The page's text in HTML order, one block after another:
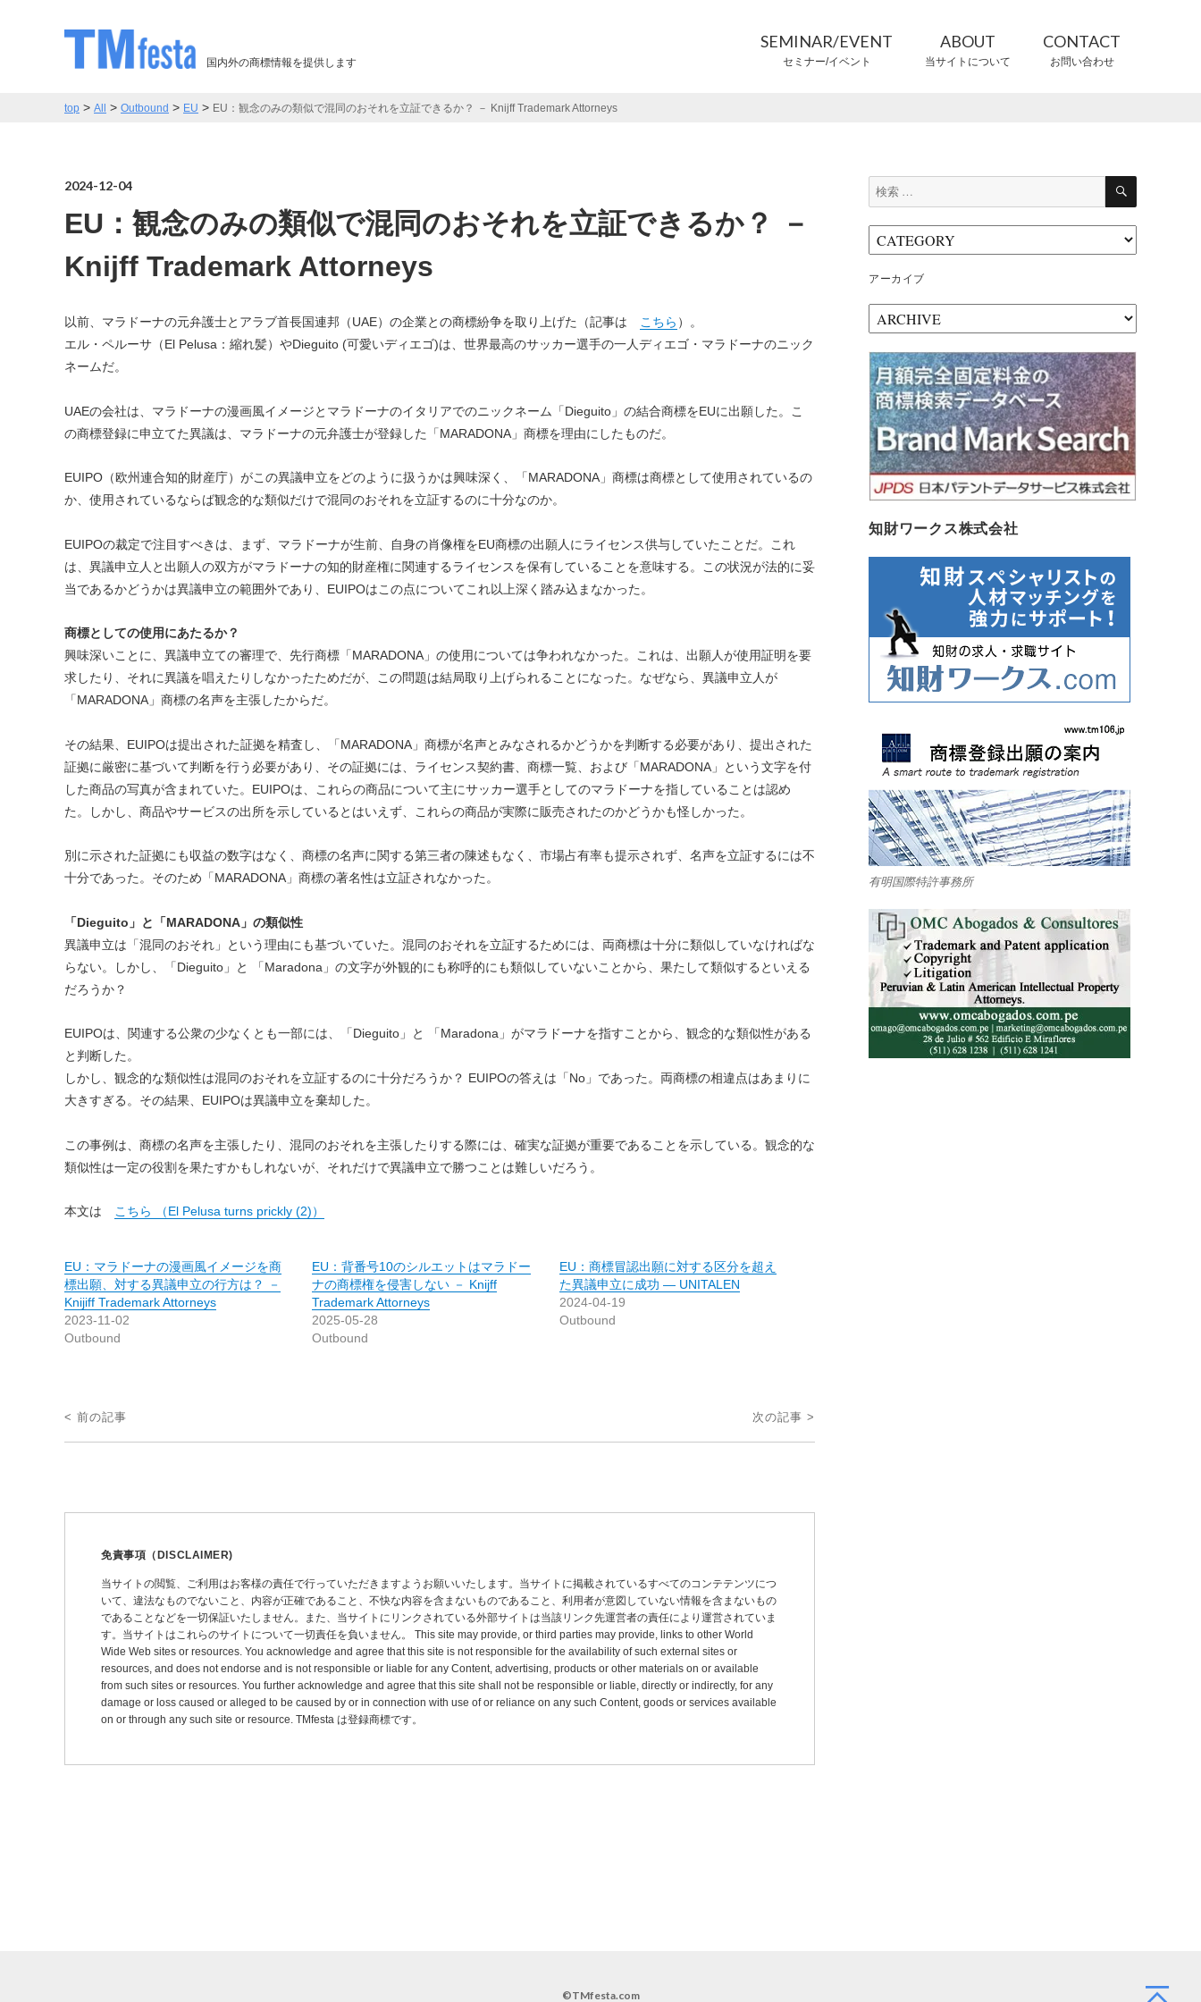
国内外の商標情報を提供します
SEMINAR/EVENT
セミナー/イベント
ABOUT
当サイトについて
CONTACT
お問い合わせ
top > All > Outbound > EU > EU：観念のみの類似で混同のおそれを立証できるか？ － Knijff Trademark Attorneys
2024-12-04
EU：観念のみの類似で混同のおそれを立証できるか？ －
Knijff Trademark Attorneys
以前、マラドーナの元弁護士とアラブ首長国連邦（UAE）の企業との商標紛争を取り上げた（記事は こちら ）。
エル・ペルーサ（El Pelusa：縮れ髪）やDieguito (可愛いディエゴ)は、世界最高のサッカー選手の一人ディエゴ・マラドーナのニック
ネームだ。
UAEの会社は、マラドーナの漫画風イメージとマラドーナのイタリアでのニックネーム「Dieguito」の結合商標をEUに出願した。こ
の商標登録に申立てた異議は、マラドーナの元弁護士が登録した「MARADONA」商標を理由にしたものだ。
EUIPO（欧州連合知的財産庁）がこの異議申立をどのように扱うかは興味深く、「MARADONA」商標は商標として使用されているの
か、使用されているならば観念的な類似だけで混同のおそれを立証するのに十分なのか。
EUIPOの裁定で注目すべきは、まず、マラドーナが生前、自身の肖像権をEU商標の出願人にライセンス供与していたことだ。これ
は、異議申立人と出願人の双方がマラドーナの知的財産権に関連するライセンスを保有していることを意味する。この状況が法的に妥
当であるかどうかは異議申立の範囲外であり、EUIPOはこの点についてこれ以上深く踏み込まなかった。
商標としての使用にあたるか？
興味深いことに、異議申立ての審理で、先行商標「MARADONA」の使用については争われなかった。これは、出願人が使用証明を要
求したり、それに異議を唱えたりしなかったためだが、この問題は結局取り上げられることになった。なぜなら、異議申立人が
「MARADONA」商標の名声を主張したからだ。
その結果、EUIPOは提出された証拠を精査し、「MARADONA」商標が名声とみなされるかどうかを判断する必要があり、提出された
証拠に厳密に基づいて判断を行う必要があり、その証拠には、ライセンス契約書、商標一覧、および「MARADONA」という文字を付
した商品の写真が含まれていた。EUIPOは、これらの商品について主にサッカー選手としてのマラドーナを指していることは認め
た。しかし、商品やサービスの出所を示しているとはいえず、これらの商品が実際に販売されたのかどうかも怪しかった。
別に示された証拠にも収益の数字はなく、商標の名声に関する第三者の陳述もなく、市場占有率も提示されず、名声を立証するには不
十分であった。そのため「MARADONA」商標の著名性は立証されなかった。
「Dieguito」と「MARADONA」の類似性
異議申立は「混同のおそれ」という理由にも基づいていた。混同のおそれを立証するためには、両商標は十分に類似していなければな
らない。しかし、「Dieguito」と 「Maradona」の文字が外観的にも称呼的にも類似していないことから、果たして類似するといえる
だろうか？
EUIPOは、関連する公衆の少なくとも一部には、「Dieguito」と 「Maradona」がマラドーナを指すことから、観念的な類似性がある
と判断した。
しかし、観念的な類似性は混同のおそれを立証するのに十分だろうか？ EUIPOの答えは「No」であった。両商標の相違点はあまりに
大きすぎる。その結果、EUIPOは異議申立を棄却した。
この事例は、商標の名声を主張したり、混同のおそれを主張したりする際には、確実な証拠が重要であることを示している。観念的な
類似性は一定の役割を果たすかもしれないが、それだけで異議申立で勝つことは難しいだろう。
本文は こちら （El Pelusa turns prickly (2)）
EU：マラドーナの漫画風イメージを商
標出願、対する異議申立の行方は？ －
Knijiff Trademark Attorneys
2023-11-02
Outbound
EU：背番号10のシルエットはマラドー
ナの商標権を侵害しない － Knijff
Trademark Attorneys
2025-05-28
Outbound
EU：商標冒認出願に対する区分を超え
た異議申立に成功 ― UNITALEN
2024-04-19
Outbound
投
稿
< 前の記事 次の記事 >
免責事項（DISCLAIMER)
当サイトの閲覧、ご利用はお客様の責任で行っていただきますようお願いいたします。当サイトに掲載されているすべてのコンテテンツにつ
いて、違法なものでないこと、内容が正確であること、不快な内容を含まないものであること、利用者が意図していない情報を含まないもの
であることなどを一切保証いたしません。また、当サイトにリンクされている外部サイトは当該リンク先運営者の責任により運営されていま
す。当サイトはこれらのサイトについて一切責任を負いません。 This site may provide, or third parties may provide, links to other World
Wide Web sites or resources. You acknowledge and agree that this site is not responsible for the availability of such external sites or
resources, and does not endorse and is not responsible or liable for any Content, advertising, products or other materials on or available
from such sites or resources. You further acknowledge and agree that this site shall not be responsible or liable, directly or indirectly, for any
damage or loss caused or alleged to be caused by or in connection with use of or reliance on any such Content, goods or services available
on or through any such site or resource. TMfesta は登録商標です。
検
索:
検
アーカイブ
ー
カ
イ
ブ
知財ワークス株式会社
有明国際特許事務所
©TMfesta.com